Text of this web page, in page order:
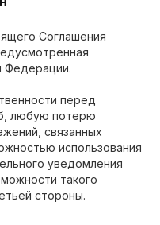
Соглашения
Федерации.
перед
любую потерю
связанных
использования
уведомления
такого
стороны.